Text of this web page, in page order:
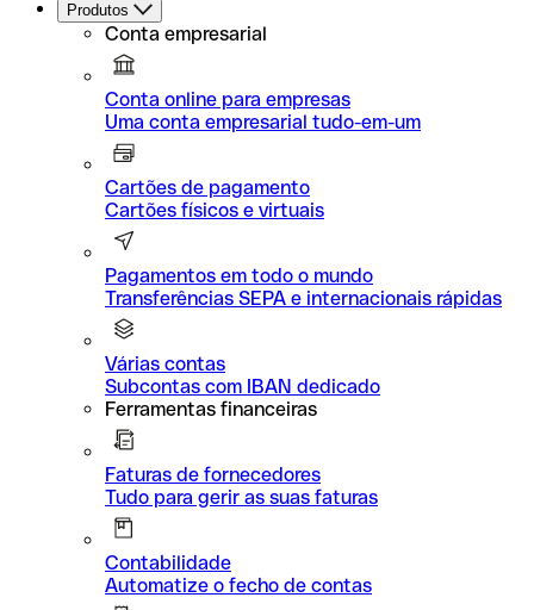
Produtos
Conta empresarial
Conta online para empresas
Uma conta empresarial tudo-em-um
Cartões de pagamento
Cartões físicos e virtuais
Pagamentos em todo o mundo
Transferências SEPA e internacionais rápidas
Várias contas
Subcontas com IBAN dedicado
Ferramentas financeiras
Faturas de fornecedores
Tudo para gerir as suas faturas
Contabilidade
Automatize o fecho de contas